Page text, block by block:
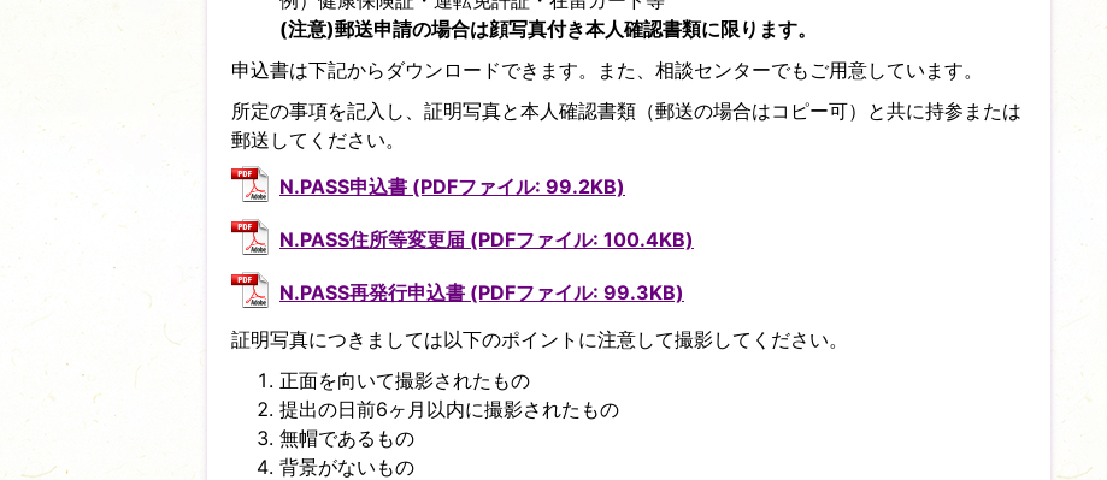
​(注意)郵送申請の場合は顔写真付き本人確認書類に限ります。
申込書は下記からダウンロードできます。また、相談センターでもご用意しています。
所定の事項を記入し、証明写真と本人確認書類（郵送の場合はコピー可）と共に持参または
郵送してください。
N.PASS申込書 (PDFファイル: 99.2KB)
N.PASS住所等変更届 (PDFファイル: 100.4KB)
N.PASS再発行申込書 (PDFファイル: 99.3KB)
証明写真につきましては以下のポイントに注意して撮影してください。
正面を向いて撮影されたもの
提出の日前6ヶ月以内に撮影されたもの
無帽であるもの
背景がないもの